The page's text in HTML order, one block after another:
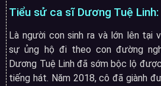
Tiểu sử ca sĩ Dương Tuệ Linh:
Là người con sinh ra và lớn lên tại
sự ủng hộ đi theo con đường
Dương Tuệ Linh đã sớm bộc lộ
tiếng hát. Năm 2018, cô đã giành